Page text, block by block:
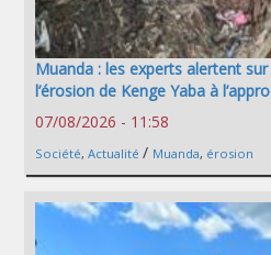
Muanda : les experts alertent
l’érosion de Kenge Yaba à
07/08/2026 - 11:58
Société, Actualité / Muanda, érosion